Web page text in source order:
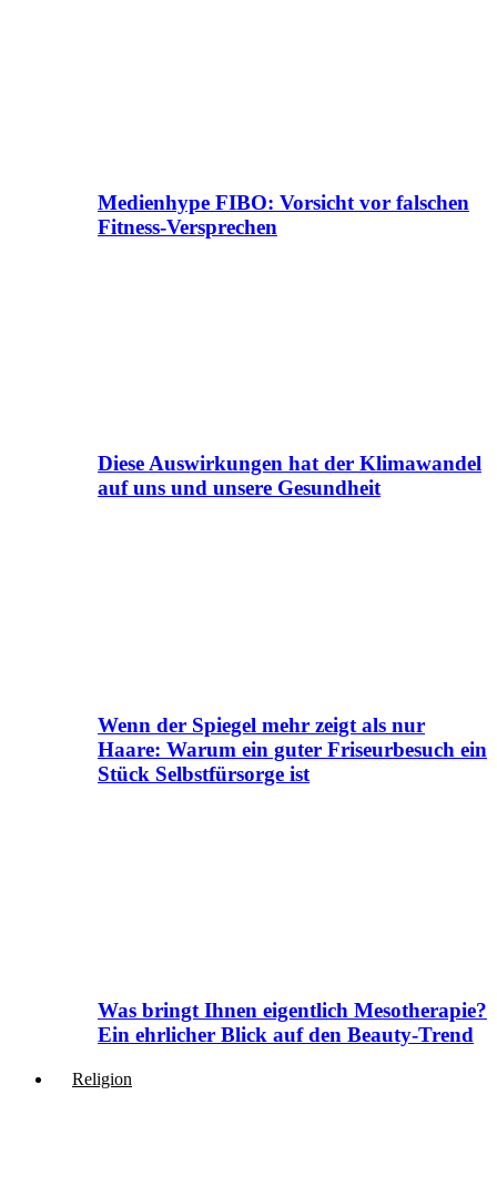
Medienhype FIBO: Vorsicht vor falschen
Fitness-Versprechen
Diese Auswirkungen hat der Klimawandel
auf uns und unsere Gesundheit
Wenn der Spiegel mehr zeigt als nur
Haare: Warum ein guter Friseurbesuch ein
Stück Selbstfürsorge ist
Was bringt Ihnen eigentlich Mesotherapie?
Ein ehrlicher Blick auf den Beauty-Trend
Religion